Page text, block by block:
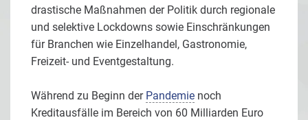
drastische Maßnahmen der Politik durch regionale
und selektive Lockdowns sowie Einschränkungen
für Branchen wie Einzelhandel, Gastronomie,
Freizeit- und Eventgestaltung.
Während zu Beginn der Pandemie noch
Kreditausfälle im Bereich von 60 Milliarden Euro